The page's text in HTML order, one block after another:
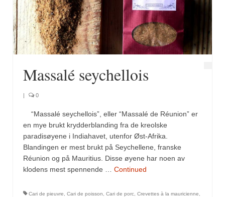
Fugl
Gryteretter
Snacks
Vegetar
Olivenolje, oppskrifter
Krydder, oppskrifter
Massalé seychellois
| 0
“Massalé seychellois”, eller “Massalé de Réunion” er
en mye brukt krydderblanding fra de kreolske
paradisøyene i Indiahavet, utenfor Øst-Afrika.
Blandingen er mest brukt på Seychellene, franske
Réunion og på Mauritius. Disse øyene har noen av
klodens mest spennende … Continued
Cari de pieuvre Cari de poisson Cari de porc Crevettes à la mauricienne